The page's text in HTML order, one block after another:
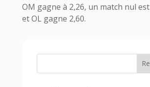
OM gagne à 2,26, un match nul
et OL gagne 2,60.